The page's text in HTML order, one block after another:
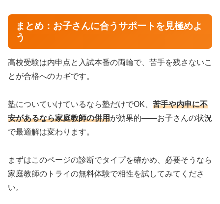
まとめ：お子さんに合うサポートを見極めよ
う
高校受験は内申点と入試本番の両輪で、苦手を残さないこ
とが合格へのカギです。
塾についていけているなら塾だけでOK、 苦手や内申に不
安があるなら家庭教師の併用が効果的——お子さんの状況
で最適解は変わります。
まずはこのページの診断でタイプを確かめ、必要そうなら
家庭教師のトライの無料体験で相性を試してみてくださ
い。